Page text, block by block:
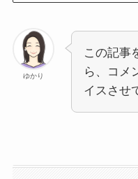
ゆかり
この記事
ら、コメ
イスさせ